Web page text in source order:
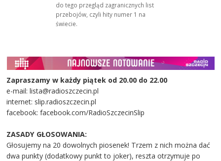
do tego przegląd zagranicznych list
przebojów, czyli hity numer 1 na
świecie.
Zapraszamy w każdy piątek od 20.00 do 22.00
e-mail: lista@radioszczecin.pl
internet: slip.radioszczecin.pl
facebook: facebook.com/RadioSzczecinSlip
ZASADY GŁOSOWANIA:
Głosujemy na 20 dowolnych piosenek! Trzem z nich można dać
dwa punkty (dodatkowy punkt to joker), reszta otrzymuje po